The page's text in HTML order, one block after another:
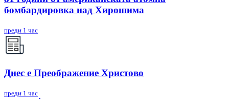
бомбардировка над Хирошима
преди 1 час
Днес е Преображение Христово
преди 1 час